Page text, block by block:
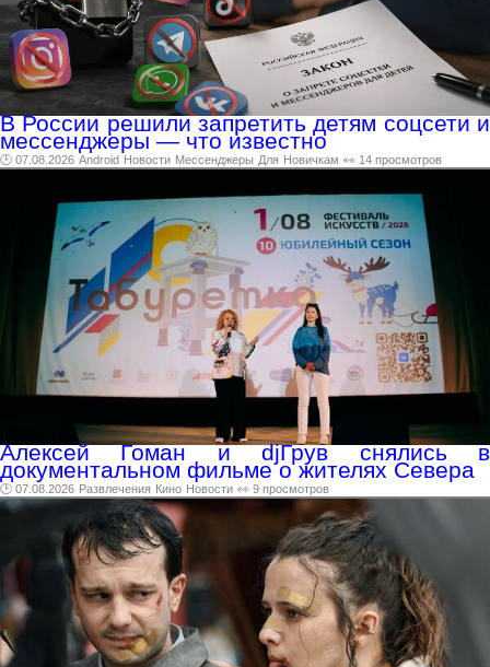
В России решили запретить детям соцсети и
мессенджеры — что известно
🕑 07.08.2026 Android Новости Мессенджеры Для Новичкам 👀 14 просмотров
Алексей Гоман и djГрув снялись в
документальном фильме о жителях Севера
🕑 07.08.2026 Развлечения Кино Новости 👀 9 просмотров